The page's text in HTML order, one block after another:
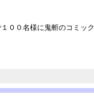
００名様に­­鬼斬のコミック